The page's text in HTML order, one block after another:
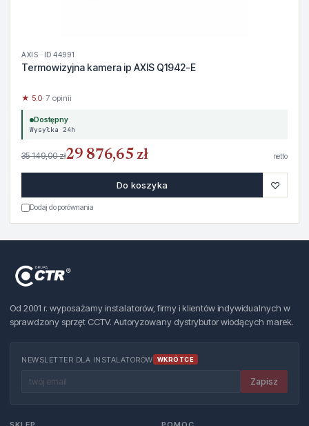
AXIS · ID 44991
Termowizyjna kamera ip AXIS Q1942-E
★ 5.0· 7 opinii
Dostępny
Wysyłka 24h
35 149,00 zł29 876,65 zł netto
Do koszyka ♡
Dodaj do porównania
Od 2001 r. wyposażamy instalatorów, firmy i klientów indywidualnych w
sprawdzony sprzęt CCTV. Autoryzowany dystrybutor wiodących marek.
NEWSLETTER DLA INSTALATORÓW WKRÓTCE
Zapisz